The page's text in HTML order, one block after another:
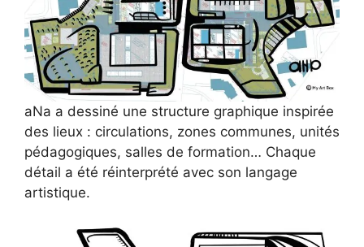
aNa a dessiné une structure graphique inspirée
des lieux : circulations, zones communes, unités
pédagogiques, salles de formation… Chaque
détail a été réinterprété avec son langage
artistique.